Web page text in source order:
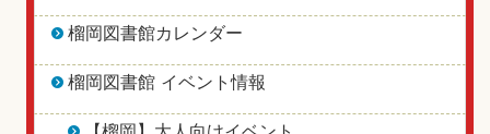
榴岡図書館カレンダー
榴岡図書館 イベント情報